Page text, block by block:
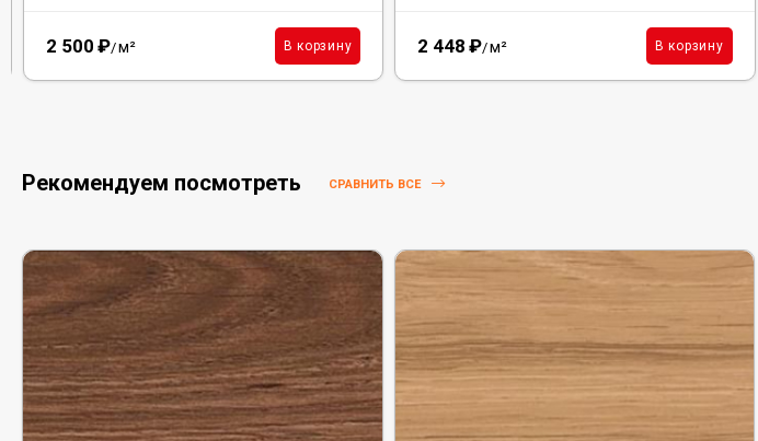
2 500 ₽/м² В корзину 2 448 ₽/м² В корзину
Рекомендуем посмотреть СРАВНИТЬ ВСЕ